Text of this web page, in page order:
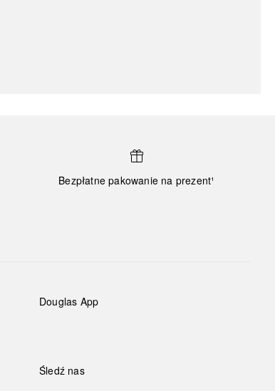
Bezpłatne pakowanie na prezent¹
Douglas App
Śledź nas